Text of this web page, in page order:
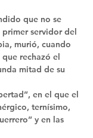
que no se
servidor del
murió, cuando
rechazó el
mitad de su
en el que el
ternísimo,
y en las